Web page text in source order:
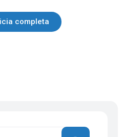
completa